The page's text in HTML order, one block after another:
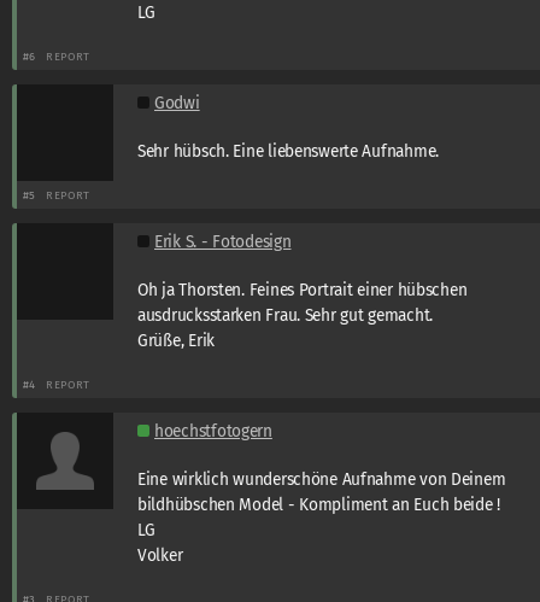
LG
#6 REPORT
Godwi
Sehr hübsch. Eine liebenswerte Aufnahme.
#5 REPORT
Erik S. - Fotodesign
Oh ja Thorsten. Feines Portrait einer hübschen
ausdrucksstarken Frau. Sehr gut gemacht.
Grüße, Erik
#4 REPORT
hoechstfotogern
Eine wirklich wunderschöne Aufnahme von Deinem
bildhübschen Model - Kompliment an Euch beide !
LG
Volker
#3 REPORT